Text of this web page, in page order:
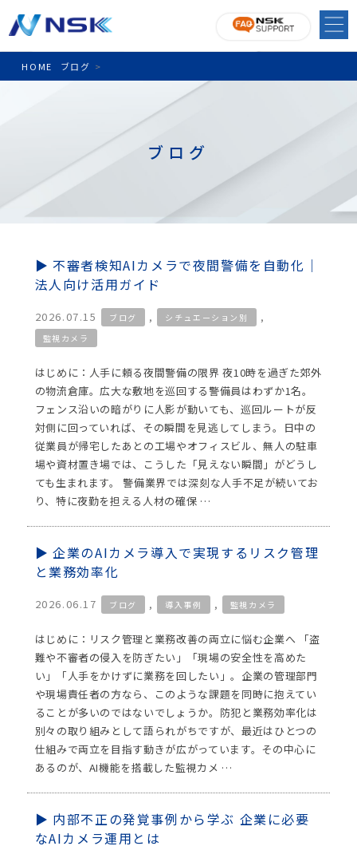
HOME >
ブログ
ブログ
不審者検知AIカメラで夜間警備を自動化｜
法人向け活用ガイド
2026.07.15 ブログ , シチュエーション別 ,
監視カメラ
はじめに：人手に頼る夜間警備の限界 夜10時を過ぎた郊外
の物流倉庫。広大な敷地を巡回する警備員はわずか1名。
フェンス沿いの暗がりに人影が動いても、巡回ルートが反
対側に回っていれば、その瞬間を見逃してしまう。日中の
従業員が帰宅したあとの工場やオフィスビル、無人の駐車
場や資材置き場では、こうした「見えない瞬間」がどうし
ても生まれます。 警備業界では深刻な人手不足が続いてお
り、特に夜勤を担える人材の確保 …
企業のAIカメラ導入で実現するリスク管理
と業務効率化
2026.06.17 ブログ , 導入事例 , 監視カメラ
はじめに：リスク管理と業務改善の両立に悩む企業へ 「盗
難や不審者の侵入を防ぎたい」「現場の安全性を高めた
い」「人手をかけずに業務を回したい」。企業の管理部門
や現場責任者の方なら、このような課題を同時に抱えてい
ることが多いのではないでしょうか。防犯と業務効率化は
別々の取り組みとして語られがちですが、最近はひとつの
仕組みで両立を目指す動きが広がっています。その中心に
あるのが、AI機能を搭載した監視カメ …
内部不正の発覚事例から学ぶ 企業に必要
なAIカメラ運用とは